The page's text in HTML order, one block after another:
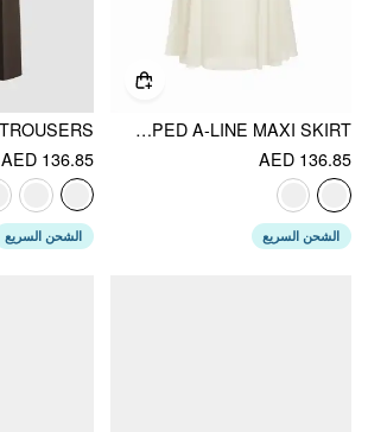
CHIFFON MID RISE DRAPED A-LINE MAXI SKIRT
AED 136.85
الشحن السريع
AED 136.85
الشحن السريع